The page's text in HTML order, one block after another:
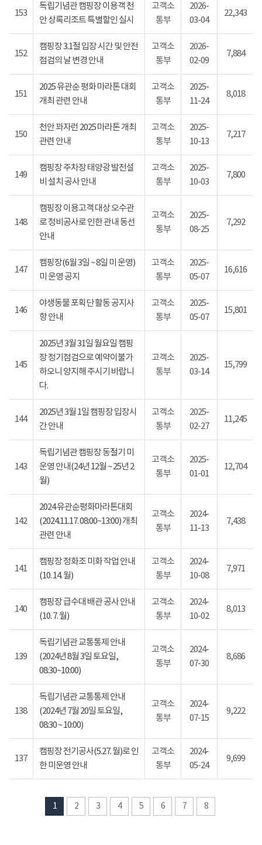
153
독립기념관 캠핑장 이용객 천
안 상록리조트 특별할인 실시
고객소
통부
2026-
03-04
22,343
152
캠핑장 3.1절 입장 시간 및 안전
점검의 날 변경 안내
고객소
통부
2026-
02-09
7,884
151
2025 유관순 평화 마라톤 대회
개최 관련 안내
고객소
통부
2025-
11-24
8,018
150
천안 꽈자런 2025 마라톤 개최
관련 안내
고객소
통부
2025-
10-13
7,217
149
캠핑장 주차장 태양광 발전설
비 설치 공사 안내
고객소
통부
2025-
10-03
7,800
148
캠핑장 이용고객 대상 오수관
로 정비공사로 인한 관내 동선
안내
고객소
통부
2025-
08-25
7,292
147
캠핑장(6월 3일 ~ 8일 미 운영)
미 운영 공지
고객소
통부
2025-
05-07
16,616
146
야생동물 포획단 활동 공지사
항 안내
고객소
통부
2025-
05-07
15,801
145
2025년 3월 31일 월요일 캠핑
장 정기점검으로 예약이불가
하오니 양지해 주시기 바랍니
다.
고객소
통부
2025-
03-14
15,799
144
2025년 3월 1일 캠핑장 입장시
간 안내
고객소
통부
2025-
02-27
11,245
143
독립기념관 캠핑장 동절기 미
운영 안내(24년 12월 ~ 25년 2
월)
고객소
통부
2025-
01-01
12,704
142
2024 유관순평화마라톤대회
(2024.11.17. 08:00~13:00) 개최
관련 안내
고객소
통부
2024-
11-13
7,438
141
캠핑장 정화조 미화 작업 안내
(10. 14. 월)
고객소
통부
2024-
10-08
7,971
140
캠핑장 급수대 배관 공사 안내
(10. 7. 월)
고객소
통부
2024-
10-02
8,013
139
독립기념관 교통통제 안내
(2024년 8월 3일 토요일,
08:30~10:00)
고객소
통부
2024-
07-30
8,686
138
독립기념관 교통통제 안내
(2024년 7월 20일 토요일,
08:30 ~ 10:00)
고객소
통부
2024-
07-15
9,222
137
캠핑장 전기공사(5.27. 월)로 인
한 미운영 안내
고객소
통부
2024-
05-24
9,699
1 2 3 4 5 6 7 8